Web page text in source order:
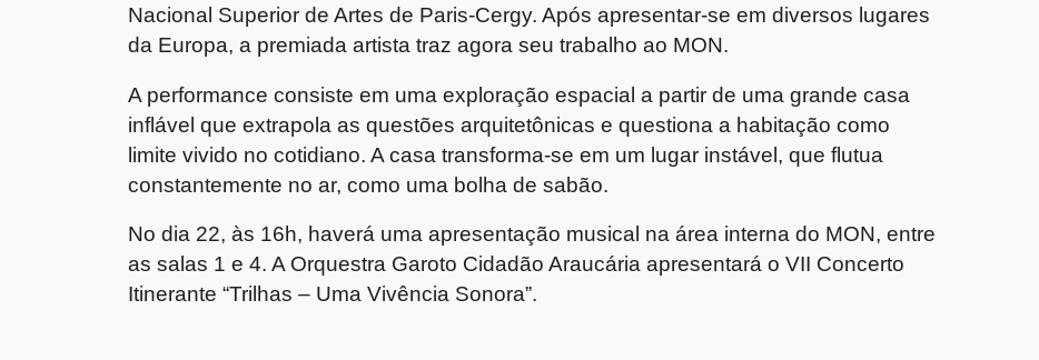
Nacional Superior de Artes de Paris-Cergy. Após apresentar-se em diversos lugares
da Europa, a premiada artista traz agora seu trabalho ao MON.
A performance consiste em uma exploração espacial a partir de uma grande casa
inflável que extrapola as questões arquitetônicas e questiona a habitação como
limite vivido no cotidiano. A casa transforma-se em um lugar instável, que flutua
constantemente no ar, como uma bolha de sabão.
No dia 22, às 16h, haverá uma apresentação musical na área interna do MON, entre
as salas 1 e 4. A Orquestra Garoto Cidadão Araucária apresentará o VII Concerto
Itinerante “Trilhas – Uma Vivência Sonora”.